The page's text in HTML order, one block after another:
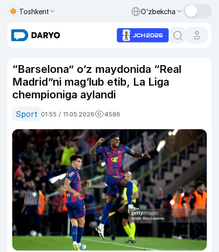
Toshkent O‘zbekcha
“Barselona” o‘z maydonida “Real
Madrid”ni mag‘lub etib, La Liga
chempioniga aylandi
Sport 01:55 / 11.05.2026 4586